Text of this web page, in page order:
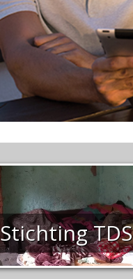
Stichting TDS